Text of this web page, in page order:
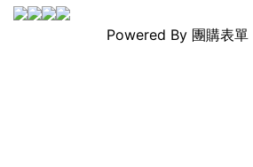
Powered By 團購表單